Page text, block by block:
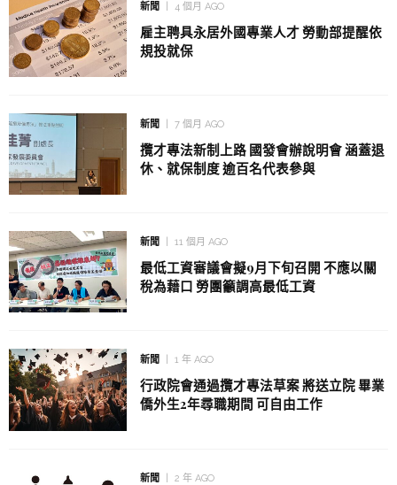
新聞 4 個月 AGO
雇主聘具永居外國專業人才 勞動部提醒依
規投就保
新聞 7 個月 AGO
攬才專法新制上路 國發會辦說明會 涵蓋退
休、就保制度 逾百名代表參與
新聞 11 個月 AGO
最低工資審議會擬9月下旬召開 不應以關
稅為藉口 勞團籲調高最低工資
新聞 1 年 AGO
行政院會通過攬才專法草案 將送立院 畢業
僑外生2年尋職期間 可自由工作
新聞 2 年 AGO